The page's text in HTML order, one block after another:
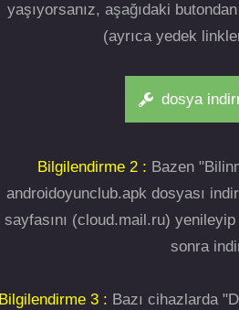
yaşıyorsanız, aşağıdaki
(ayrıca yedek
dosya
Bilgilendirme 2 : Bazen
androidoyunclub.apk dosyası
sayfasını (cloud.mail.ru)
sonra
Bilgilendirme 3 : Bazı cihazlarda